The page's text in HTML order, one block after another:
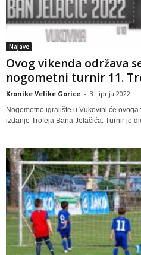
Najave
Ovog vikenda održava
nogometni turnir 11.
Kronike Velike Gorice - 3. lipnja 2022
Nogometno igralište u Vukovini će ovoga
izdanje Trofeja Bana Jelačića. Turnir je